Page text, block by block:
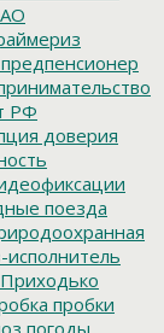
предпенсионер
РФ
доверия
поезда
исполнитель
Приходько
пробки
погоды